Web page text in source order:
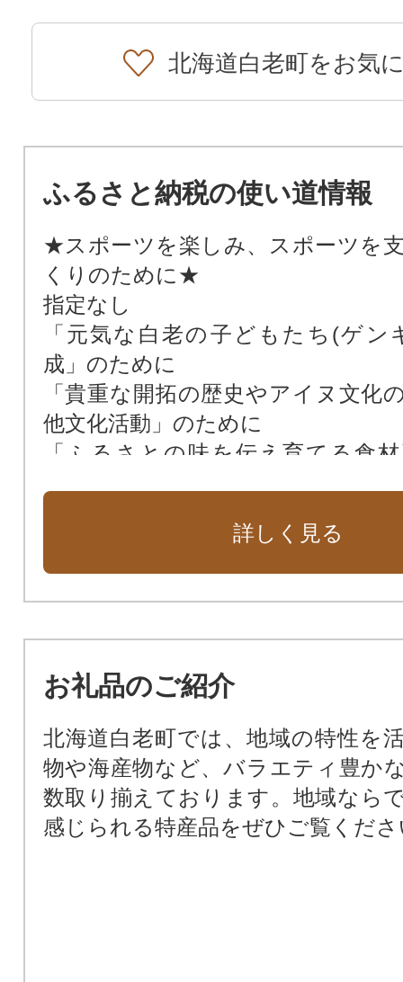
北海道白老町をお気
ふるさと納税の使い道情報
★スポーツを楽しみ、スポーツを
くりのために★
指定なし
「元気な白老の子どもたち(ゲン
成」のために
「貴重な開拓の歴史やアイヌ文化
他文化活動」のために
「ふるさとの味を伝え育てる食
「元気な町民活動・協働のまちづ
に
「誰もがキラキラと安心して暮ら
りの保全、住みよい環境づくり」
詳しく見る
お礼品のご紹介
北海道白老町では、地域の特性を
物や海産物など、バラエティ豊か
数取り揃えております。地域なら
感じられる特産品をぜひご覧くだ